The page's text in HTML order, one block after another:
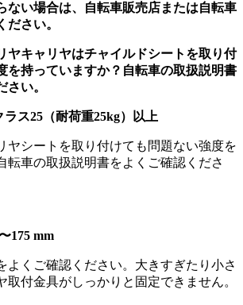
ない場合は、自転車販売店または自転車
ださい。
ヤキャリヤはチャイルドシートを取り付
を持っていますか？自転車の取扱説明書
さい。
ス25（耐荷重25kg）以上
ヤシートを取り付けても問題ない強度を
転車の取扱説明書をよくご確認くださ
175 mm
よくご確認ください。大きすぎたり小さ
取付金具がしっかりと固定できません。